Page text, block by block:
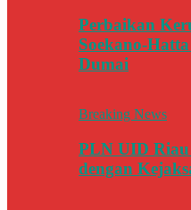
Perbaikan
Soekano-
Dumai
Breaking News
PLN UID
dengan